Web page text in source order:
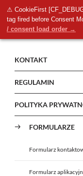
⚠ CookieFirst
tag fired before Consent
/ consent load order →
KONTAKT
REGULAMIN
POLITYKA
FORMULARZE
Formularz
Formularz